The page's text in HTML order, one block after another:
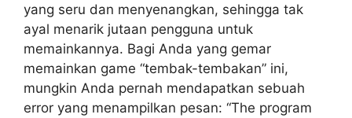
yang seru dan menyenangkan, sehingga tak
ayal menarik jutaan pengguna untuk
memainkannya. Bagi Anda yang gemar
memainkan game “tembak-tembakan” ini,
mungkin Anda pernah mendapatkan sebuah
error yang menampilkan pesan: “The program